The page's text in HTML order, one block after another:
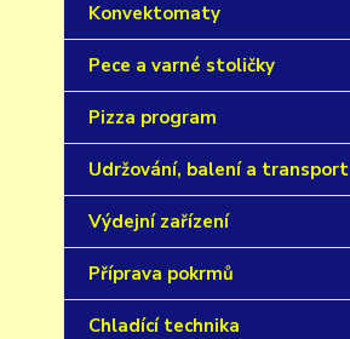
Konvektomaty
Pece a varné stoličky
Pizza program
Udržování, balení a transport
Výdejní zařízení
Příprava pokrmů
Chladící technika